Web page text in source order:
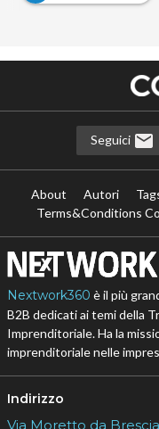
Seguici
About Autori
Terms&Conditions
Nextwork360 è il più
B2B dedicati ai temi della
Imprenditoriale. Ha la
imprenditoriale nelle
Indirizzo
Via Moretto da